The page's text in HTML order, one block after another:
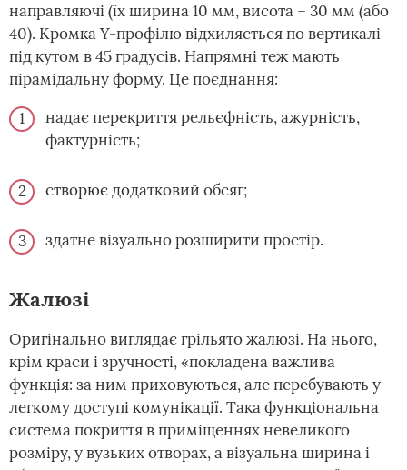
направляючі (їх ширина 10 мм, висота – 30 мм (або
40). Кромка Y-профілю відхиляється по вертикалі
під кутом в 45 градусів. Напрямні теж мають
пірамідальну форму. Це поєднання:
надає перекриття рельєфність, ажурність,
фактурність;
створює додатковий обсяг;
здатне візуально розширити простір.
Жалюзі
Оригінально виглядає грільято жалюзі. На нього,
крім краси і зручності, «покладена важлива
функція: за ним приховуються, але перебувають у
легкому доступі комунікації. Така функціональна
система покриття в приміщеннях невеликого
розміру, у вузьких отворах, а візуальна ширина і